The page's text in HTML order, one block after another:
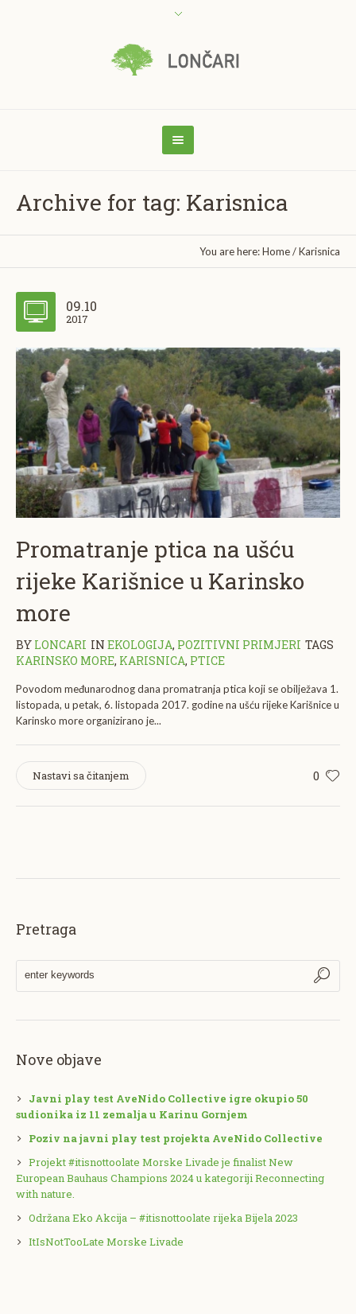
Archive for tag: Karisnica
You are here:Home/Karisnica
09.10
2017
Promatranje ptica na ušću
rijeke Karišnice u Karinsko
more
BY LONCARI IN EKOLOGIJA, POZITIVNI PRIMJERI TAGS
KARINSKO MORE, KARISNICA, PTICE
Povodom međunarodnog dana promatranja ptica koji se obilježava 1.
listopada, u petak, 6. listopada 2017. godine na ušću rijeke Karišnice u
Karinsko more organizirano je...
0
Nastavi sa čitanjem
Pretraga
Nove objave
Javni play test AveNido Collective igre okupio 50
sudionika iz 11 zemalja u Karinu Gornjem
Poziv na javni play test projekta AveNido Collective
Projekt #itisnottoolate Morske Livade je finalist New
European Bauhaus Champions 2024 u kategoriji Reconnecting
with nature.
Održana Eko Akcija – #itisnottoolate rijeka Bijela 2023
ItIsNotTooLate Morske Livade